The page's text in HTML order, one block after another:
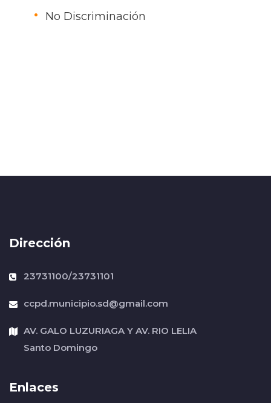
No Discriminación
Dirección
23731100/23731101
ccpd.municipio.sd@gmail.com
AV. GALO LUZURIAGA Y AV. RIO LELIA
Santo Domingo
Enlaces